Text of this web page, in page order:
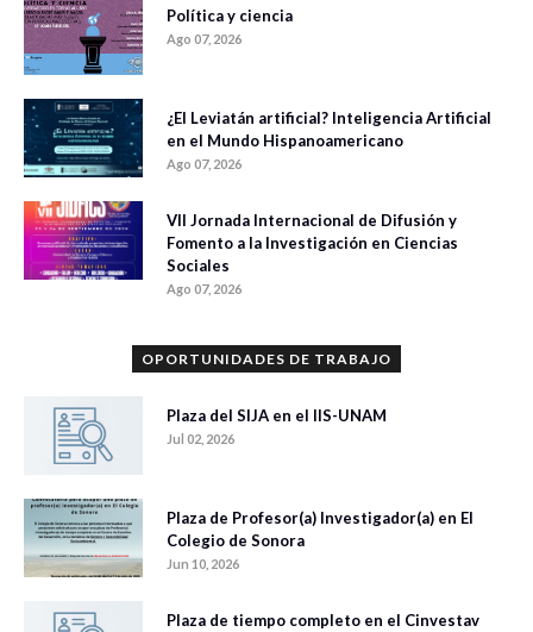
Política y ciencia
Ago 07, 2026
¿El Leviatán artificial? Inteligencia Artificial
en el Mundo Hispanoamericano
Ago 07, 2026
VII Jornada Internacional de Difusión y
Fomento a la Investigación en Ciencias
Sociales
Ago 07, 2026
OPORTUNIDADES DE TRABAJO
Plaza del SIJA en el IIS-UNAM
Jul 02, 2026
Plaza de Profesor(a) Investigador(a) en El
Colegio de Sonora
Jun 10, 2026
Plaza de tiempo completo en el Cinvestav